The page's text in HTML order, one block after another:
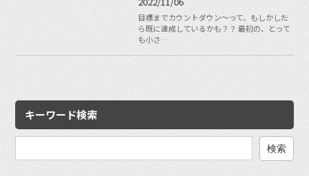
目標までカウントダウン〜って、もしかした
ら既に達成しているかも？？ 最初の、とって
も小さ…
キーワード検索